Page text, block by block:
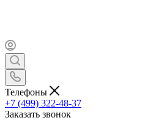
Телефоны
+7 (499) 322-48-37
Заказать звонок